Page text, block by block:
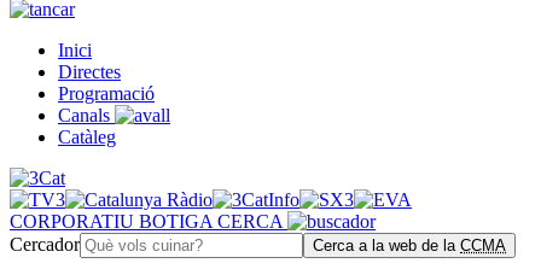
Inici
Directes
Programació
Canals
Catàleg
CORPORATIU BOTIGA CERCA
Cercador
Cerca a la web de la CCMA